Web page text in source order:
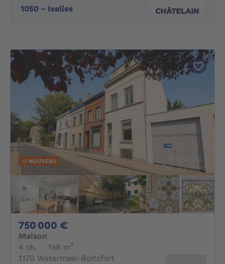
1050 - Ixelles
NOUVEAU
750 000 €
Maison
4 ch. 4 chambres
· 168 m²
1170 Watermael-Boitsfort